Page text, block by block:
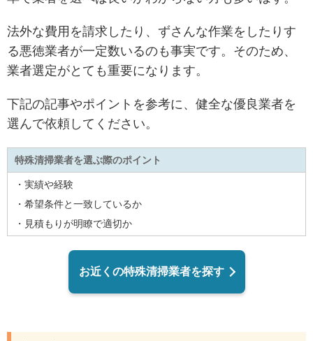
法外な費用を請求したり、ずさんな作業をしたりす
る悪徳業者が一定数いるのも事実です。そのため、
業者選定がとても重要になります。
下記の記事やポイントを参考に、健全な優良業者を
選んで依頼してください。
特殊清掃業者を選ぶ際のポイント
・実績や経験
・希望条件と一致しているか
・見積もりが明瞭で適切か
お近くの特殊清掃業者を探す